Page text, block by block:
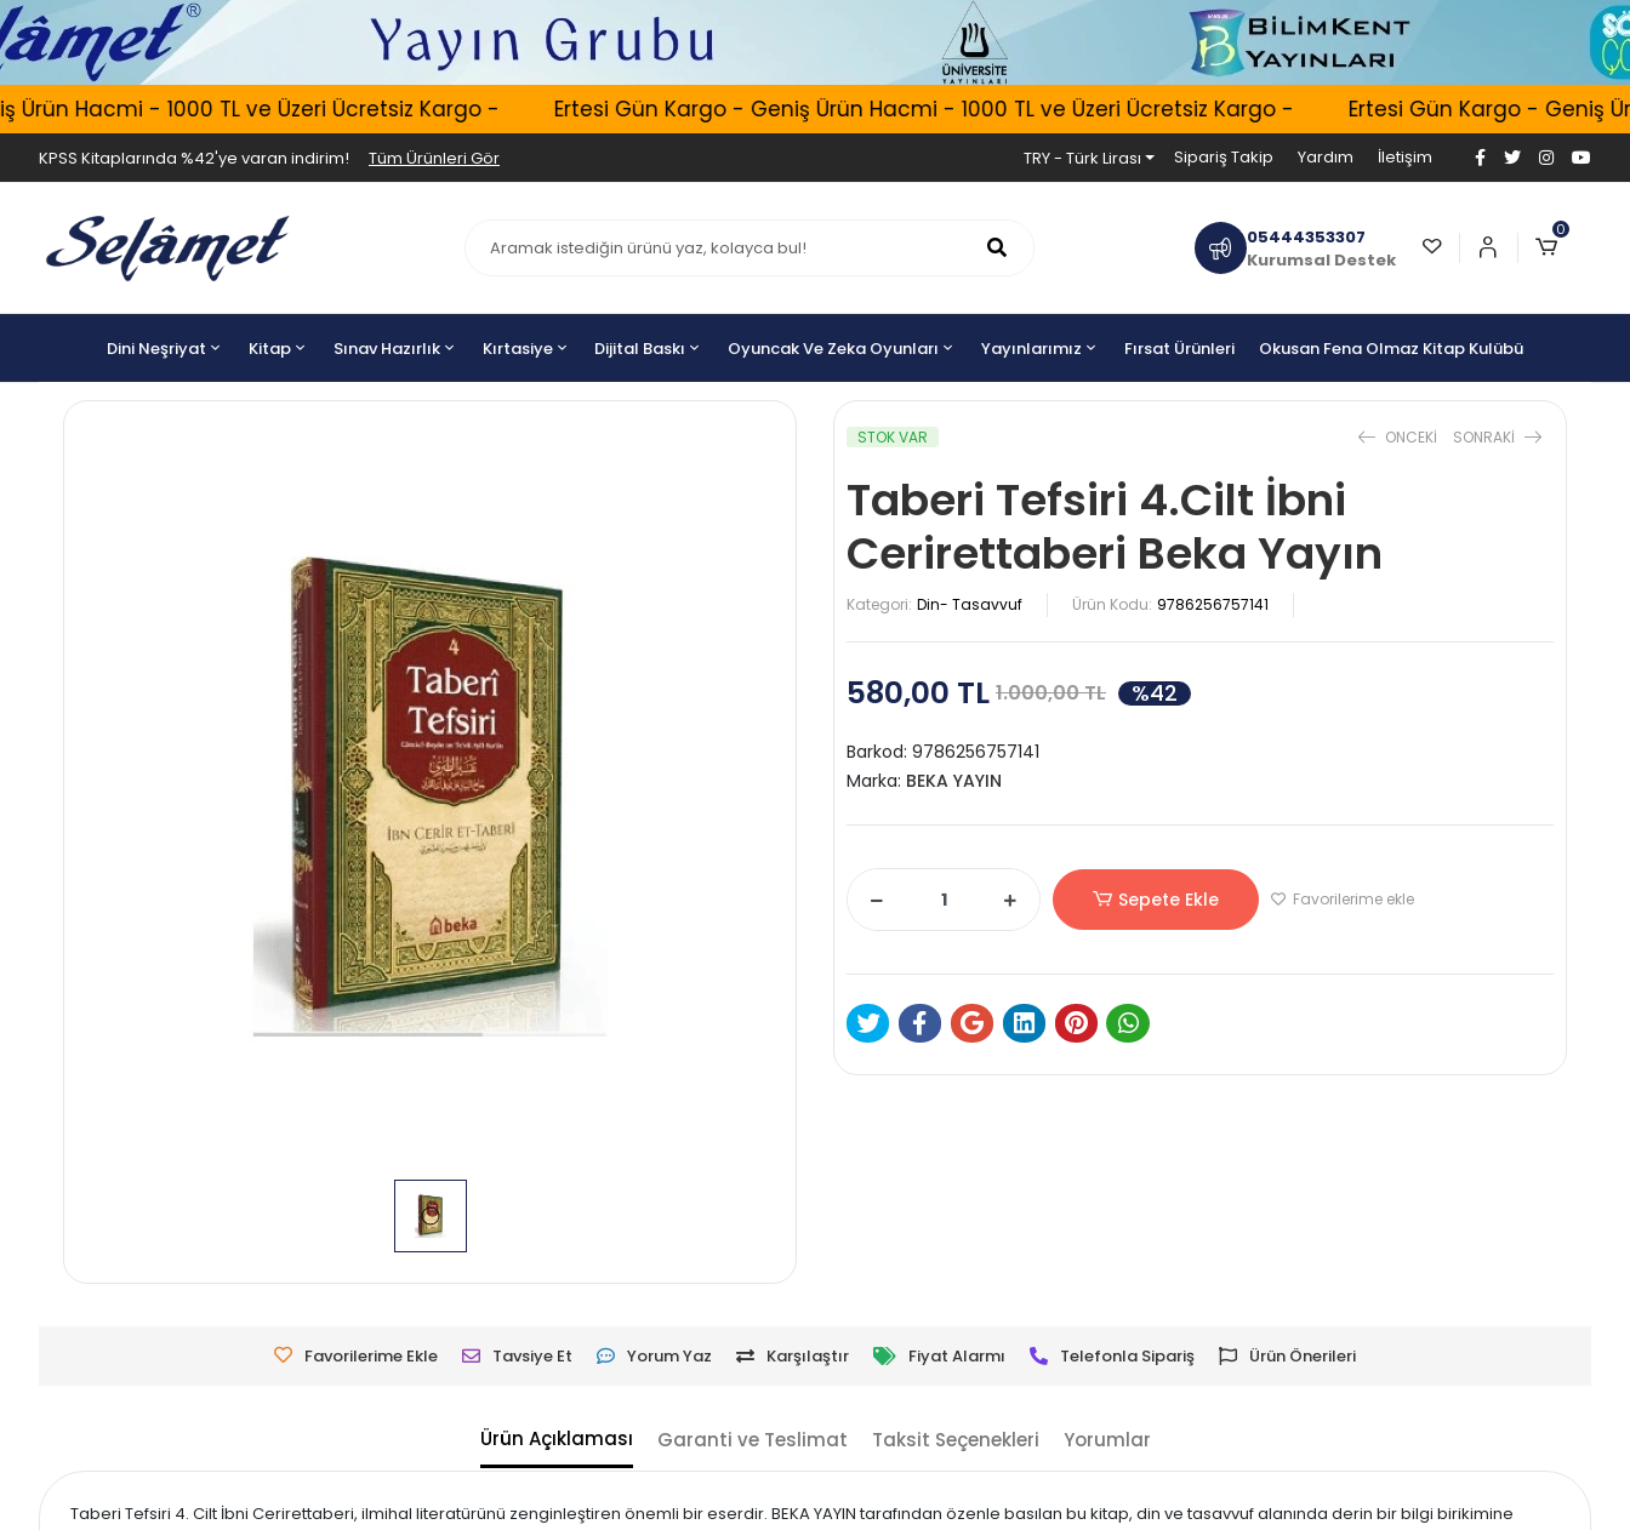
Hacmi - 1000 TL ve Üzeri Ücretsiz Kargo - Ertesi Gün Kargo - Geniş Ürün Hacmi - 1000 TL ve Üzeri Ücretsiz Kargo - Ertesi Gün Kargo - Geniş
KPSS Kitaplarında %42'ye varan indirim! Tüm Ürünleri Gör TRY - Türk Lirası Sipariş Takip Yardım İletişim
05444353307
Kurumsal Destek
0
Dini Neşriyat Kitap Sınav Hazırlık Kırtasiye Dijital Baskı Oyuncak Ve Zeka Oyunları Yayınlarımız Fırsat Ürünleri Okusan Fena Olmaz Kitap Kulübü
STOK VAR ONCEKI SONRAKI
Taberi Tefsiri 4.Cilt İbni
Cerirettaberi Beka Yayın
Kategori: Din- Tasavvuf Ürün Kodu: 9786256757141
580,00 TL 1.000,00 TL %42
Barkod: 9786256757141
Marka: BEKA YAYIN
Sepete Ekle Favorilerime ekle
Favorilerime Ekle Tavsiye Et Yorum Yaz Karşılaştır Fiyat Alarmı Telefonla Sipariş Ürün Önerileri
Ürün Açıklaması Garanti ve Teslimat Taksit Seçenekleri Yorumlar
Taberi Tefsiri 4. Cilt İbni Cerirettaberi, ilmihal literatürünü zenginleştiren önemli bir eserdir. BEKA YAYIN tarafından özenle basılan bu kitap, din ve tasavvuf alanında derin bir bilgi birikimine